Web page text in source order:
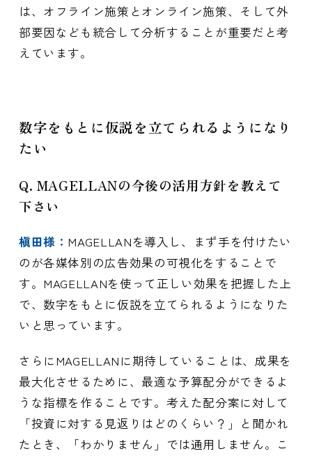
は、オフライン施策とオンライン施策、そして外
部要因なども統合して分析することが重要だと考
えています。
数字をもとに仮説を立てられるようになり
たい
Q. MAGELLANの今後の活用方針を教えて
下さい
槇田様： MAGELLANを導入し、まず手を付けたい
のが各媒体別の広告効果の可視化をすることで
す。MAGELLANを使って正しい効果を把握した上
で、数字をもとに仮説を立てられるようになりた
いと思っています。
さらにMAGELLANに期待していることは、成果を
最大化させるために、最適な予算配分ができるよ
うな指標を作ることです。考えた配分案に対して
「投資に対する見返りはどのくらい？」と聞かれ
たとき、「わかりません」では通用しません。こ